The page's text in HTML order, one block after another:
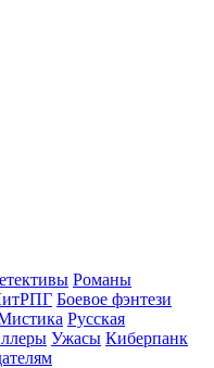
Романы
Боевое фэнтези
Русская
Ужасы Киберпанк